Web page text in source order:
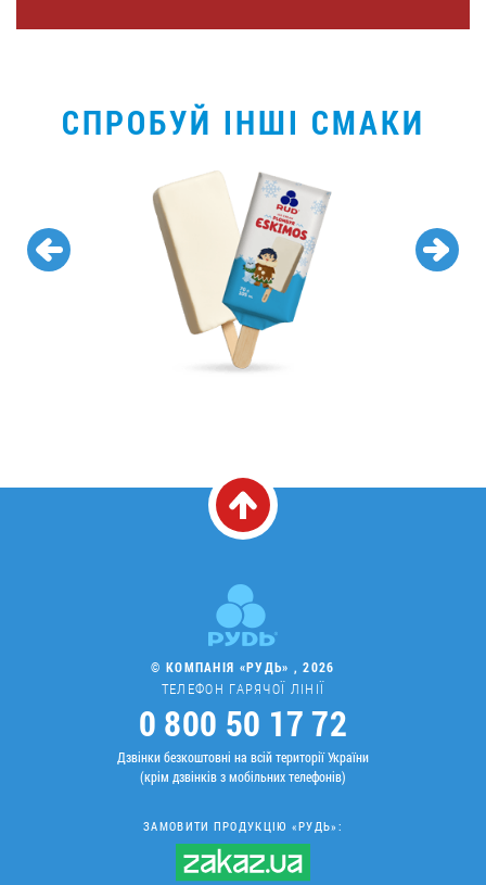
СПРОБУЙ ІНШІ СМАКИ
© КОМПАНІЯ «РУДЬ» , 2026
ТЕЛЕФОН ГАРЯЧОЇ ЛІНІЇ
0 800 50 17 72
Дзвінки безкоштовні на всій території України
(крім дзвінків з мобільних телефонів)
ЗАМОВИТИ ПРОДУКЦІЮ «РУДЬ»: